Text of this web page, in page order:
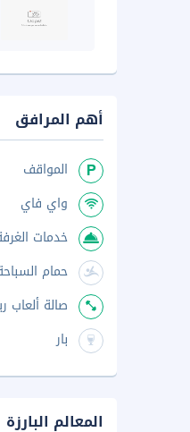
أهم المرافق
المواقف
واي فاي
خدمات
حمام
صالة ألعاب
بار
المعالم البارزة